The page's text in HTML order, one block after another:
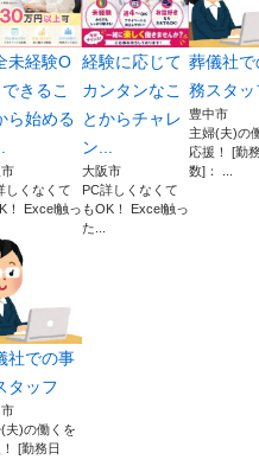
未経験O
きるこ
ら始める
しくなくて
！ Excel触っ
経験に応じて
カンタンなこ
とからチャレ
ン...
大阪市
PC詳しくなくて
もOK！ Excel触っ
た...
葬儀社で
務スタッ
豊中市
主婦(夫)の
応援！ [勤
数]： ...
社での事
タッフ
夫)の働くを
[勤務日